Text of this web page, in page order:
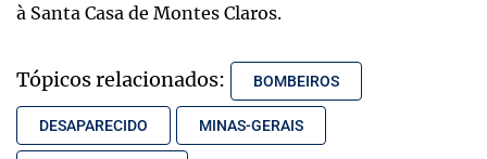
à Santa Casa de Montes Claros.
Tópicos relacionados: BOMBEIROS
DESAPARECIDO MINAS-GERAIS